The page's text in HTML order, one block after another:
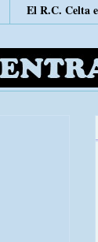
El R.C. Celta